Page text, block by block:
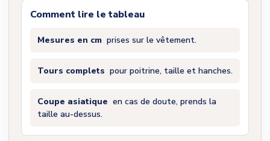
Comment lire le tableau
Mesures en cm prises sur le vêtement.
Tours complets pour poitrine, taille et hanches.
Coupe asiatique en cas de doute, prends la
taille au-dessus.